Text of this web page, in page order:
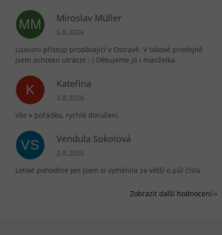
MM Miroslav Müller
Hodnocení obchodu je 5 z 5 hvězdiček.
5.8.2026
Luxusní přístup prodávající v Ostravě. V takové prodejně
jsem ochoten utrácet :-) Děkujeme já i manželka.
K Kateřina
Hodnocení obchodu je 5 z 5 hvězdiček.
3.8.2026
Vše v pořádku, rychlé doručení.
VS Vendula Sokolová
Hodnocení obchodu je 5 z 5 hvězdiček.
2.8.2026
Lehké pohodlné jen jsem si vyměnila za větší o půl čísla
Zobrazit další hodnocení